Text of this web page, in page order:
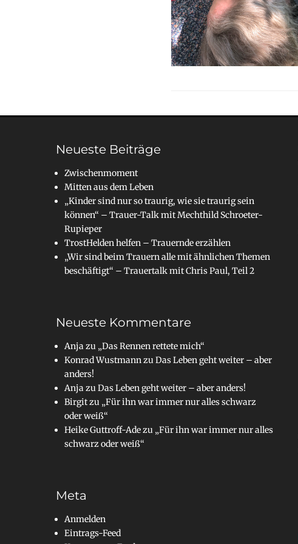
Neueste Beiträge
Zwischenmoment
Mitten aus dem Leben
„Kinder sind nur so traurig, wie sie traurig sein
können“ – Trauer-Talk mit Mechthild Schroeter-
Rupieper
TrostHelden helfen – Trauernde erzählen
„Wir sind beim Trauern alle mit ähnlichen Themen
beschäftigt“ – Trauertalk mit Chris Paul, Teil 2
Neueste Kommentare
Anja zu „Das Rennen rettete mich“
Konrad Wustmann zu Das Leben geht weiter – aber
anders!
Anja zu Das Leben geht weiter – aber anders!
Birgitzu „Für ihn war immer nur alles schwarz
oder weiß“
Heike Guttroff-Adezu „Für ihn war immer nur alles
schwarz oder weiß“
Meta
Anmelden
Eintrags-Feed